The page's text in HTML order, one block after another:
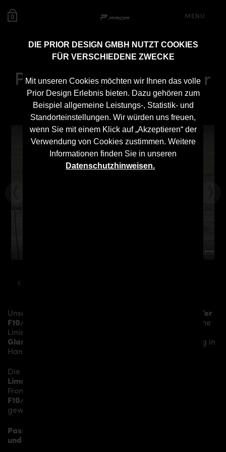
DIE PRIOR DESIGN GMBH NUTZT COOKIES
FÜR VERSCHIEDENE ZWECKE
Mit unseren Cookies möchten wir Ihnen das volle
Prior Design Erlebnis bieten. Dazu gehören zum
Beispiel allgemeine Leistungs-, Statistik- und
Standorteinstellungen. Wir würden uns freuen,
wenn Sie mit einem Klick auf „Akzeptieren“ der
Verwendung von Cookies zustimmen. Weitere
Informationen finden Sie in unseren
Datenschutzhinweisen.
0 MENU
PD55X Frontkotflügel für
BMW 5’er F10/F11
Unsere
BMW 5’er
F10/F11
mehr Dynamik und akzentuieren die sportliche
Linie des Fahrzeugs. Das Material besteht aus einem
Glasfaser- / Kunststoffverbund
und wird aufwändig in
Handarbeit laminiert und anschließend bearbeitet.
Die
Limousine und Touring
Frontkotflügel
F10/F11
gewissen Hauch von Rennsport-Flair.
Passend bei folgenden BMW 5’er F10/F11 Limousine
und Touring Modellen: